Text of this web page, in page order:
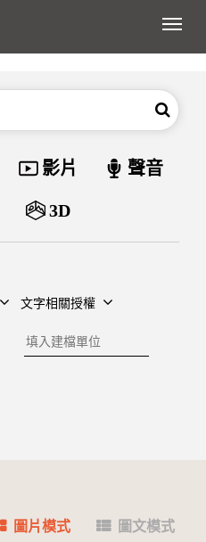
展
搜尋
資料類型
影片 聲音
3D
文字相關授權
建檔單位
圖片模式 圖文模式